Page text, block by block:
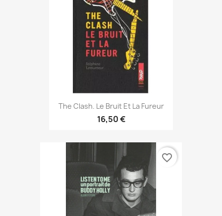
The Clash. Le Bruit Et La Fureur
16,50 €
favorite_border